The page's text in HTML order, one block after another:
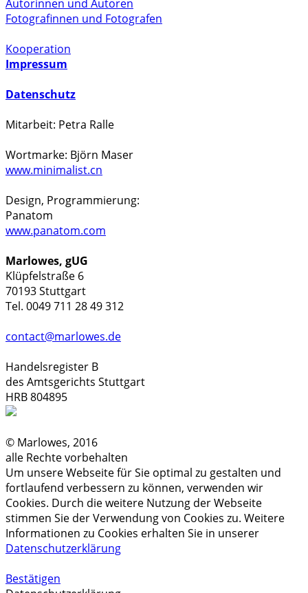
Autorinnen und Autoren
Fotografinnen und Fotografen
Kooperation
Impressum
Datenschutz
Mitarbeit: Petra Ralle
Wortmarke: Björn Maser
www.minimalist.cn
Design, Programmierung:
Panatom
www.panatom.com
Marlowes, gUG
Klüpfelstraße 6
70193 Stuttgart
Tel. 0049 711 28 49 312
contact@marlowes.de
Handelsregister B
des Amtsgerichts Stuttgart
HRB 804895
© Marlowes, 2016
alle Rechte vorbehalten
Um unsere Webseite für Sie optimal zu gestalten und
fortlaufend verbessern zu können, verwenden wir
Cookies. Durch die weitere Nutzung der Webseite
stimmen Sie der Verwendung von Cookies zu. Weitere
Informationen zu Cookies erhalten Sie in unserer
Datenschutzerklärung
Bestätigen